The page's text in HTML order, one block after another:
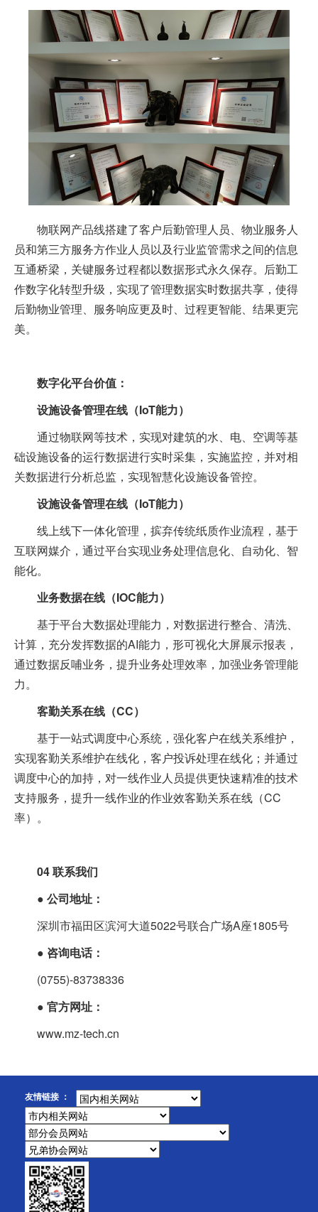
物联网产品线搭建了客户后勤管理人员、物业服务人
员和第三方服务方作业人员以及行业监管需求之间的信息
互通桥梁，关键服务过程都以数据形式永久保存。后勤工
作数字化转型升级，实现了管理数据实时数据共享，使得
后勤物业管理、服务响应更及时、过程更智能、结果更完
美。
数字化平台价值：
设施设备管理在线（IoT能力）
通过物联网等技术，实现对建筑的水、电、空调等基
础设施设备的运行数据进行实时采集，实施监控，并对相
关数据进行分析总监，实现智慧化设施设备管控。
设施设备管理在线（IoT能力）
线上线下一体化管理，摈弃传统纸质作业流程，基于
互联网媒介，通过平台实现业务处理信息化、自动化、智
能化。
业务数据在线（IOC能力）
基于平台大数据处理能力，对数据进行整合、清洗、
计算，充分发挥数据的AI能力，形可视化大屏展示报表，
通过数据反哺业务，提升业务处理效率，加强业务管理能
力。
客勤关系在线（CC）
基于一站式调度中心系统，强化客户在线关系维护，
实现客勤关系维护在线化，客户投诉处理在线化；并通过
调度中心的加持，对一线作业人员提供更快速精准的技术
支持服务，提升一线作业的作业效客勤关系在线（CC
率）。
04联系我们
● 公司地址：
深圳市福田区滨河大道5022号联合广场A座1805号
● 咨询电话：
(0755)-83738336
● 官方网址：
www.mz-tech.cn
友情链接 ：